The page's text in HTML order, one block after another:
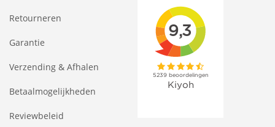
Retourneren
Garantie
Verzending & Afhalen
Betaalmogelijkheden
Reviewbeleid